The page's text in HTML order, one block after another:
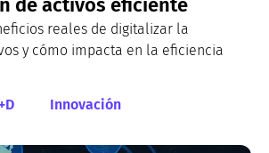
reales de digitalizar la
y cómo impacta en la eficiencia
Innovación